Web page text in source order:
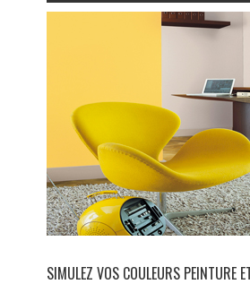
SIMULEZ VOS COULEURS PEINTURE